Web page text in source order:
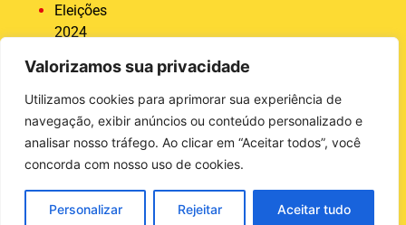
Valorizamos sua privacidade
Utilizamos cookies para aprimorar sua experiência de
navegação, exibir anúncios ou conteúdo personalizado e
analisar nosso tráfego. Ao clicar em “Aceitar todos”, você
concorda com nosso uso de cookies.
Personalizar Rejeitar Aceitar tudo
Eleições
2024
Destaque
COVID 19
Brasil
Bastidores
da Tucunaré
Agro